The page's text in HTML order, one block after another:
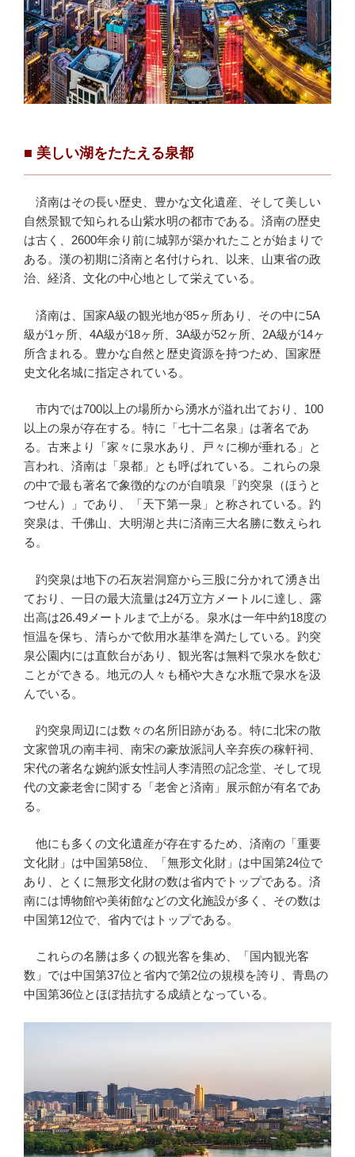
■ 美しい湖をたたえる泉都
済南はその長い歴史、豊かな文化遺産、そして美しい
自然景観で知られる山紫水明の都市である。済南の歴史
は古く、2600年余り前に城郭が築かれたことが始まりで
ある。漢の初期に済南と名付けられ、以来、山東省の政
治、経済、文化の中心地として栄えている。
済南は、国家A級の観光地が85ヶ所あり、その中に5A
級が1ヶ所、4A級が18ヶ所、3A級が52ヶ所、2A級が14ヶ
所含まれる。豊かな自然と歴史資源を持つため、国家歴
史文化名城に指定されている。
市内では700以上の場所から湧水が溢れ出ており、100
以上の泉が存在する。特に「七十二名泉」は著名であ
る。古来より「家々に泉水あり、戸々に柳が垂れる」と
言われ、済南は「泉都」とも呼ばれている。これらの泉
の中で最も著名で象徴的なのが自噴泉「趵突泉（ほうと
つせん）」であり、「天下第一泉」と称されている。趵
突泉は、千佛山、大明湖と共に済南三大名勝に数えられ
る。
趵突泉は地下の石灰岩洞窟から三股に分かれて湧き出
ており、一日の最大流量は24万立方メートルに達し、露
出高は26.49メートルまで上がる。泉水は一年中約18度の
恒温を保ち、清らかで飲用水基準を満たしている。趵突
泉公園内には直飲台があり、観光客は無料で泉水を飲む
ことができる。地元の人々も桶や大きな水瓶で泉水を汲
んでいる。
趵突泉周辺には数々の名所旧跡がある。特に北宋の散
文家曾巩の南丰祠、南宋の豪放派詞人辛弃疾の稼軒祠、
宋代の著名な婉約派女性詞人李清照の記念堂、そして現
代の文豪老舍に関する「老舍と済南」展示館が有名であ
る。
他にも多くの文化遺産が存在するため、済南の「重要
文化財」は中国第58位、「無形文化財」は中国第24位で
あり、とくに無形文化財の数は省内でトップである。済
南には博物館や美術館などの文化施設が多く、その数は
中国第12位で、省内ではトップである。
これらの名勝は多くの観光客を集め、「国内観光客
数」では中国第37位と省内で第2位の規模を誇り、青島の
中国第36位とほぼ拮抗する成績となっている。